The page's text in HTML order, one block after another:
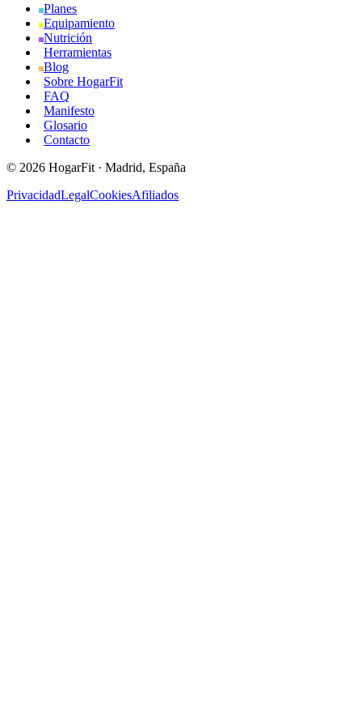
Planes
Equipamiento
Nutrición
Herramientas
Blog
Sobre HogarFit
FAQ
Manifesto
Glosario
Contacto
© 2026 HogarFit · Madrid, España
PrivacidadLegalCookiesAfiliados